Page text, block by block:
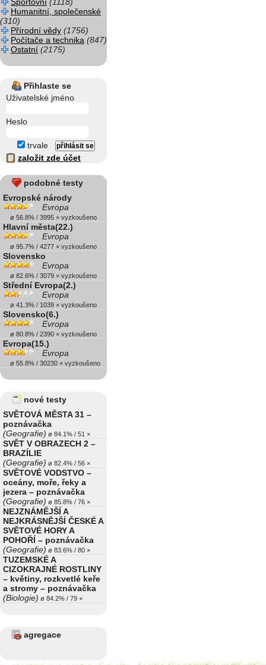
Humanitní, společenské
(310)
Přírodní vědy (1756)
Počítače a technika (847)
Ostatní (2175)
Přihlaste se
Uživatelské jméno
Heslo
trvale
založit zde účet
podobné testy
Evropské národy
Evropa
ø 56.8% / 3995 × vyzkoušeno
Hlavní města(22.)
Evropa
ø 95.7% / 4277 × vyzkoušeno
Slovensko
Evropa
ø 82.6% / 3079 × vyzkoušeno
Střední Evropa(2.)
Evropa
ø 41.3% / 1039 × vyzkoušeno
Slovensko(6.)
Evropa
ø 80.8% / 2390 × vyzkoušeno
Evropa(15.)
Evropa
ø 55.8% / 30230 × vyzkoušeno
nové testy
SVĚTOVÁ MĚSTA 31 –
poznávačka
(Geografie) ø 84.1% / 51 ×
SVĚT V OBRAZECH 2 –
BRAZÍLIE
(Geografie) ø 82.4% / 56 ×
SVĚTOVÉ VODSTVO –
oceány, moře, řeky a
jezera – poznávačka
(Geografie) ø 85.8% / 76 ×
NEJZNÁMĚJŠÍ A
NEJKRÁSNĚJŠÍ ČESKÉ A
SVĚTOVÉ HORY A
POHOŘÍ – poznávačka
(Geografie) ø 83.6% / 80 ×
TUZEMSKÉ A
CIZOKRAJNÉ ROSTLINY
– květiny, rozkvetlé keře
a stromy – poznávačka
(Biologie) ø 84.2% / 79 ×
agregace